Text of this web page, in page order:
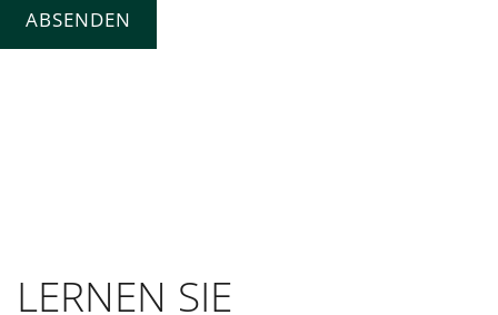
ABSENDEN
LERNEN SIE